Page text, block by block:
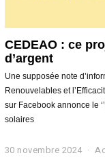
CEDEAO : ce
d’argent
Une supposée note
Renouvelables et
sur Facebook annonce le
solaires
30 novembre 2024